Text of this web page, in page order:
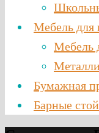
Мебель для
Мебель
Бумажная
Барные